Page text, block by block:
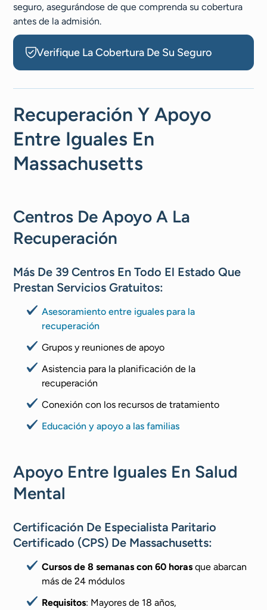
seguro, asegurándose de que comprenda su cobertura
antes de la admisión.
Verifique La Cobertura De Su Seguro
Recuperación Y Apoyo
Entre Iguales En
Massachusetts
Centros De Apoyo A La
Recuperación
Más De 39 Centros En Todo El Estado Que
Prestan Servicios Gratuitos:
Asesoramiento entre iguales para la
recuperación
Grupos y reuniones de apoyo
Asistencia para la planificación de la
recuperación
Conexión con los recursos de tratamiento
Educación y apoyo a las familias
Apoyo Entre Iguales En Salud
Mental
Certificación De Especialista Paritario
Certificado (CPS) De Massachusetts:
Cursos de 8 semanas con 60 horas que abarcan
más de 24 módulos
Requisitos: Mayores de 18 años,